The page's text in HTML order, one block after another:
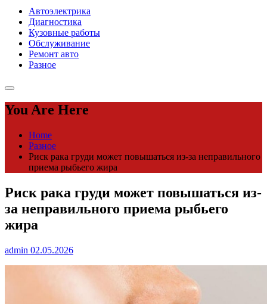
Автоэлектрика
Диагностика
Кузовные работы
Обслуживание
Ремонт авто
Разное
You Are Here
Home
Разное
Риск рака груди может повышаться из-за неправильного
приема рыбьего жира
Риск рака груди может повышаться из-
за неправильного приема рыбьего
жира
admin 02.05.2026